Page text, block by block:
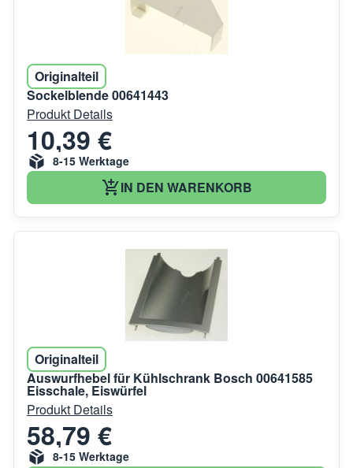
Originalteil
Sockelblende 00641443
Produkt Details
10,39 €
8-15 Werktage
IN DEN WARENKORB
Originalteil
Auswurfhebel für Kühlschrank Bosch 00641585
Eisschale, Eiswürfel
Produkt Details
58,79 €
8-15 Werktage